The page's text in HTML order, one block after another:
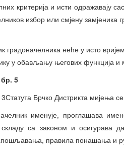
критерија и исти одражавају
избор или смјену
неће у исто
у обављању његових функција и
5
Брчко Дистрикта мијења
именује, проглашава
са законом и осигурава
правила понашања и